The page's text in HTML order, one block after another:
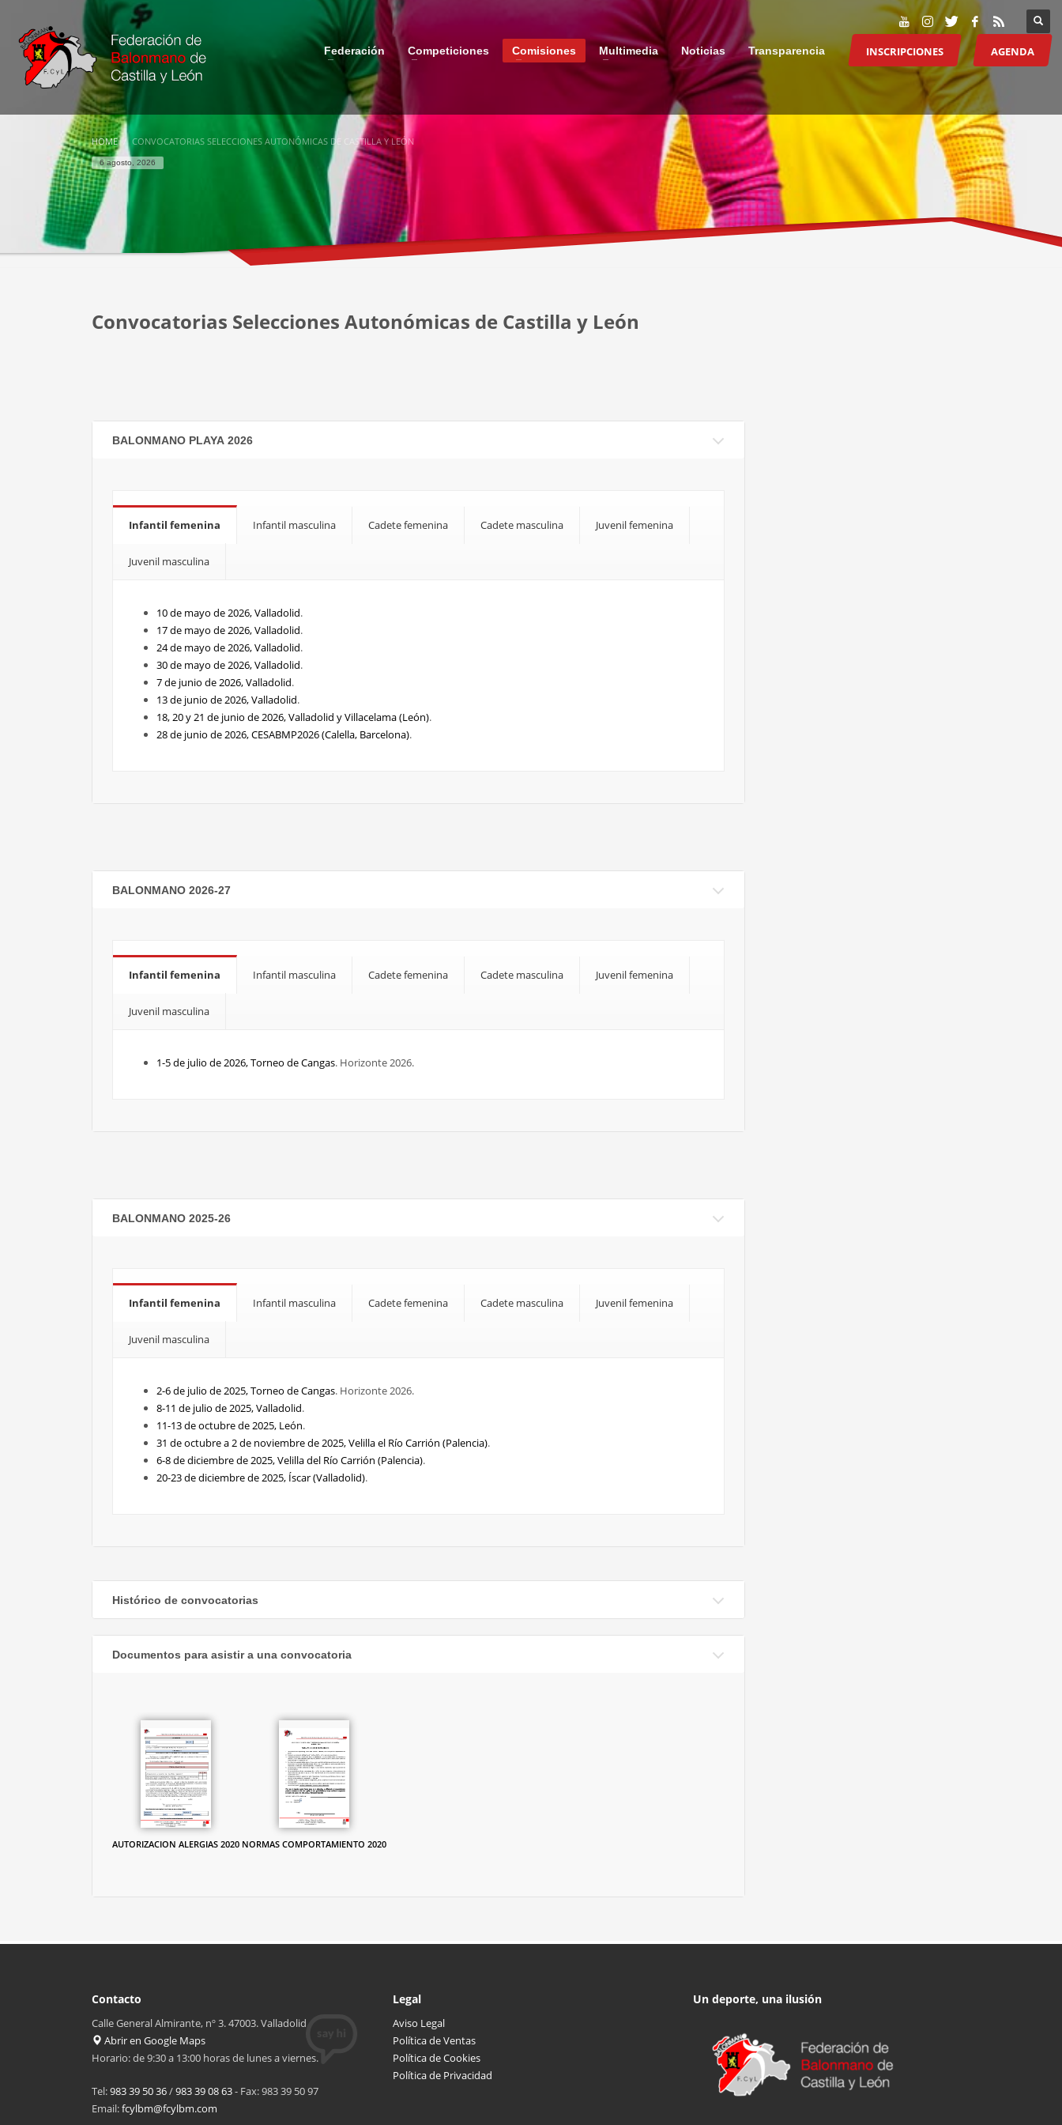
Federación Competiciones Comisiones Multimedia Noticias Transparencia INSCRIPCIONES AGENDA
HOME CONVOCATORIAS SELECCIONES AUTONÓMICAS DE CASTILLA Y LEÓN
6 agosto, 2026
Convocatorias Selecciones Autonómicas de Castilla y León
BALONMANO PLAYA 2026
Infantil femenina Infantil masculina Cadete femenina Cadete masculina Juvenil femenina
Juvenil masculina
10 de mayo de 2026, Valladolid.
17 de mayo de 2026, Valladolid.
24 de mayo de 2026, Valladolid.
30 de mayo de 2026, Valladolid.
7 de junio de 2026, Valladolid.
13 de junio de 2026, Valladolid.
18, 20 y 21 de junio de 2026, Valladolid y Villacelama (León).
28 de junio de 2026, CESABMP2026 (Calella, Barcelona).
BALONMANO 2026-27
Infantil femenina Infantil masculina Cadete femenina Cadete masculina Juvenil femenina
Juvenil masculina
1-5 de julio de 2026, Torneo de Cangas. Horizonte 2026.
BALONMANO 2025-26
Infantil femenina Infantil masculina Cadete femenina Cadete masculina Juvenil femenina
Juvenil masculina
2-6 de julio de 2025, Torneo de Cangas. Horizonte 2026.
8-11 de julio de 2025, Valladolid.
11-13 de octubre de 2025, León.
31 de octubre a 2 de noviembre de 2025, Velilla el Río Carrión (Palencia).
6-8 de diciembre de 2025, Velilla del Río Carrión (Palencia).
20-23 de diciembre de 2025, Íscar (Valladolid).
Histórico de convocatorias
Documentos para asistir a una convocatoria
AUTORIZACION ALERGIAS 2020 NORMAS COMPORTAMIENTO 2020
Contacto
Calle General Almirante, nº 3. 47003. Valladolid
Abrir en Google Maps
Horario: de 9:30 a 13:00 horas de lunes a viernes.
Tel:983 39 50 36/983 39 08 63- Fax: 983 39 50 97
Email:fcylbm@fcylbm.com
Legal
Aviso Legal
Política de Ventas
Política de Cookies
Política de Privacidad
Un deporte, una ilusión